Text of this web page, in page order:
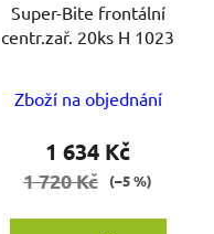
Super-Bite frontální
centr.zař. 20ks H 1023
Zboží na objednání
1 634 Kč
1 720 Kč (–5 %)